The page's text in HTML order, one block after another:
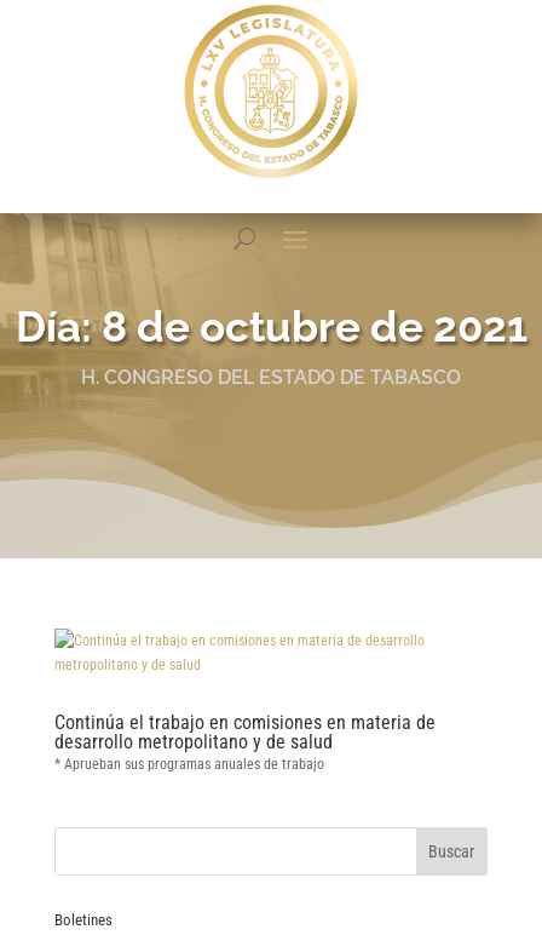
Día:8 de octubre de 2021
H. CONGRESO DEL ESTADO DE TABASCO
Continúa el trabajo en comisiones en materia de
desarrollo metropolitano y de salud
* Aprueban sus programas anuales de trabajo
Boletines